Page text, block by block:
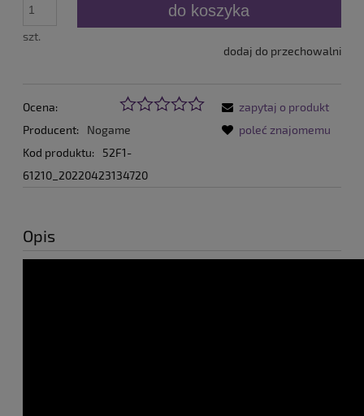
szt.
do koszyka
dodaj do przechowalni
Ocena:
Producent:
Nogame
Kod produktu:
52F1-
61210_20220423134720
zapytaj o produkt
poleć znajomemu
Opis